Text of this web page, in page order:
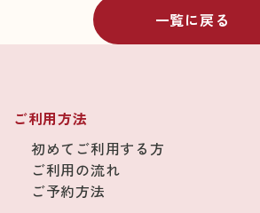
一覧に戻る
ご利用方法
初めてご利用する方
ご利用の流れ
ご予約方法